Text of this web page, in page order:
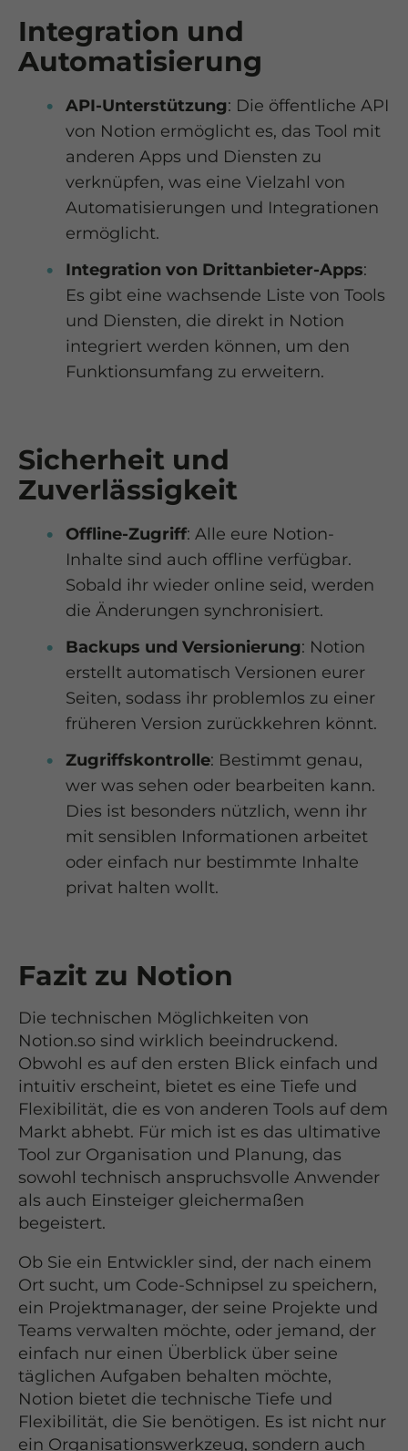
Integration und
Automatisierung
API-Unterstützung: Die öffentliche API
von Notion ermöglicht es, das Tool mit
anderen Apps und Diensten zu
verknüpfen, was eine Vielzahl von
Automatisierungen und Integrationen
ermöglicht.
Integration von Drittanbieter-Apps:
Es gibt eine wachsende Liste von Tools
und Diensten, die direkt in Notion
integriert werden können, um den
Funktionsumfang zu erweitern.
Sicherheit und
Zuverlässigkeit
Offline-Zugriff: Alle eure Notion-
Inhalte sind auch offline verfügbar.
Sobald ihr wieder online seid, werden
die Änderungen synchronisiert.
Backups und Versionierung: Notion
erstellt automatisch Versionen eurer
Seiten, sodass ihr problemlos zu einer
früheren Version zurückkehren könnt.
Zugriffskontrolle: Bestimmt genau,
wer was sehen oder bearbeiten kann.
Dies ist besonders nützlich, wenn ihr
mit sensiblen Informationen arbeitet
oder einfach nur bestimmte Inhalte
privat halten wollt.
Fazit zu Notion
Die technischen Möglichkeiten von
Notion.so sind wirklich beeindruckend.
Obwohl es auf den ersten Blick einfach und
intuitiv erscheint, bietet es eine Tiefe und
Flexibilität, die es von anderen Tools auf dem
Markt abhebt. Für mich ist es das ultimative
Tool zur Organisation und Planung, das
sowohl technisch anspruchsvolle Anwender
als auch Einsteiger gleichermaßen
begeistert.
Ob Sie ein Entwickler sind, der nach einem
Ort sucht, um Code-Schnipsel zu speichern,
ein Projektmanager, der seine Projekte und
Teams verwalten möchte, oder jemand, der
einfach nur einen Überblick über seine
täglichen Aufgaben behalten möchte,
Notion bietet die technische Tiefe und
Flexibilität, die Sie benötigen. Es ist nicht nur
ein Organisationswerkzeug, sondern auch
Cookies. Sie können Ihre Einwilligung zu ganzen
Kategorien geben oder sich weitere Informationen
anzeigen lassen und so nur bestimmte Cookies auswählen.
Nur essenzielle Cookies akzeptieren
Zurück
Datenschutzeinstellungen
Essenziell (1)
Essenzielle Cookies ermöglichen grundlegende Funktionen und
Externe Medien (3)
Inhalte von Videoplattformen und Social-Media-Plattformen
werden standardmäßig blockiert. Wenn Cookies von externen
Medien akzeptiert werden, bedarf der Zugriff auf diese Inhalte